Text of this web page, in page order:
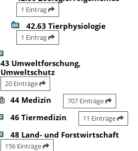
1 Eintrag
42.63 Tierphysiologie
1 Eintrag
43 Umweltforschung,
Umweltschutz
20 Einträge
44 Medizin 707 Einträge
46 Tiermedizin 11 Einträge
48 Land- und Forstwirtschaft
156 Einträge